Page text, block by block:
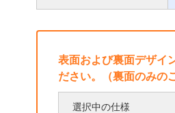
い
て
表面および裏面デザイ
ださい。（裏面のみの
選択中の仕様